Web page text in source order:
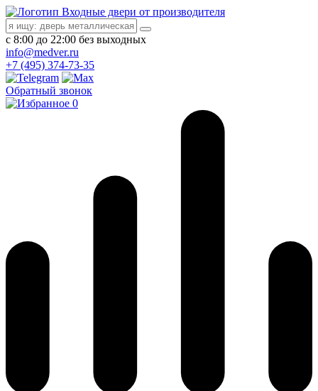
Входные двери от производителя
с 8:00 до 22:00 без выходных
info@medver.ru
+7 (495) 374-73-35
Обратный звонок
0